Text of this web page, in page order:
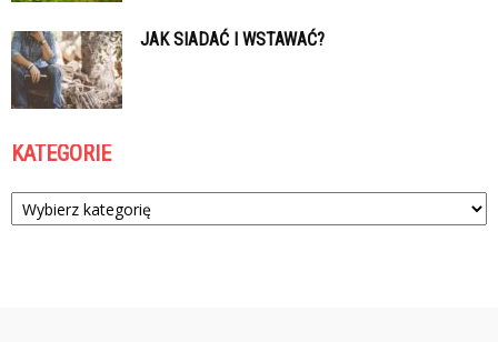
JAK SIADAĆ I WSTAWAĆ?
KATEGORIE
Kategorie